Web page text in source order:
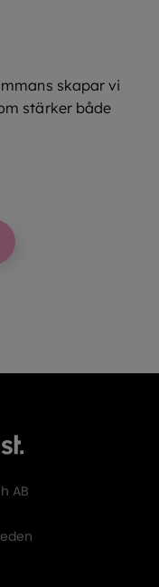
skapar vi
stärker både
AB